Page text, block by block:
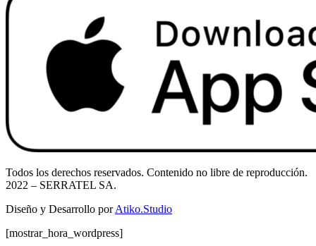
Todos los derechos reservados. Contenido no libre de reproducción.
2022 – SERRATEL SA.
Diseño y Desarrollo porAtiko.Studio
[mostrar_hora_wordpress]